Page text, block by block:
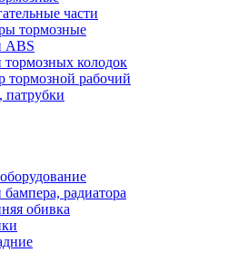
части
тормозные
ABS
тормозных колодок
тормозной рабочий
радиатора
обивка